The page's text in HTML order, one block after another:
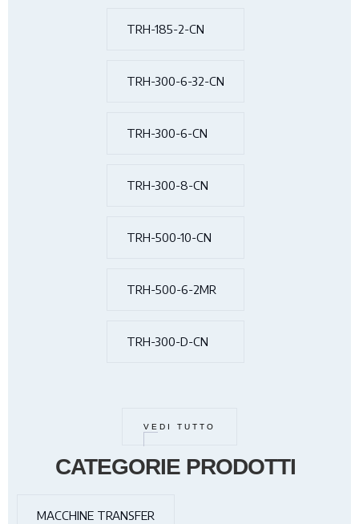
TRH-185-2-CN
TRH-300-6-32-CN
TRH-300-6-CN
TRH-300-8-CN
TRH-500-10-CN
TRH-500-6-2MR
TRH-300-D-CN
VEDI TUTTO
CATEGORIE PRODOTTI
MACCHINE TRANSFER